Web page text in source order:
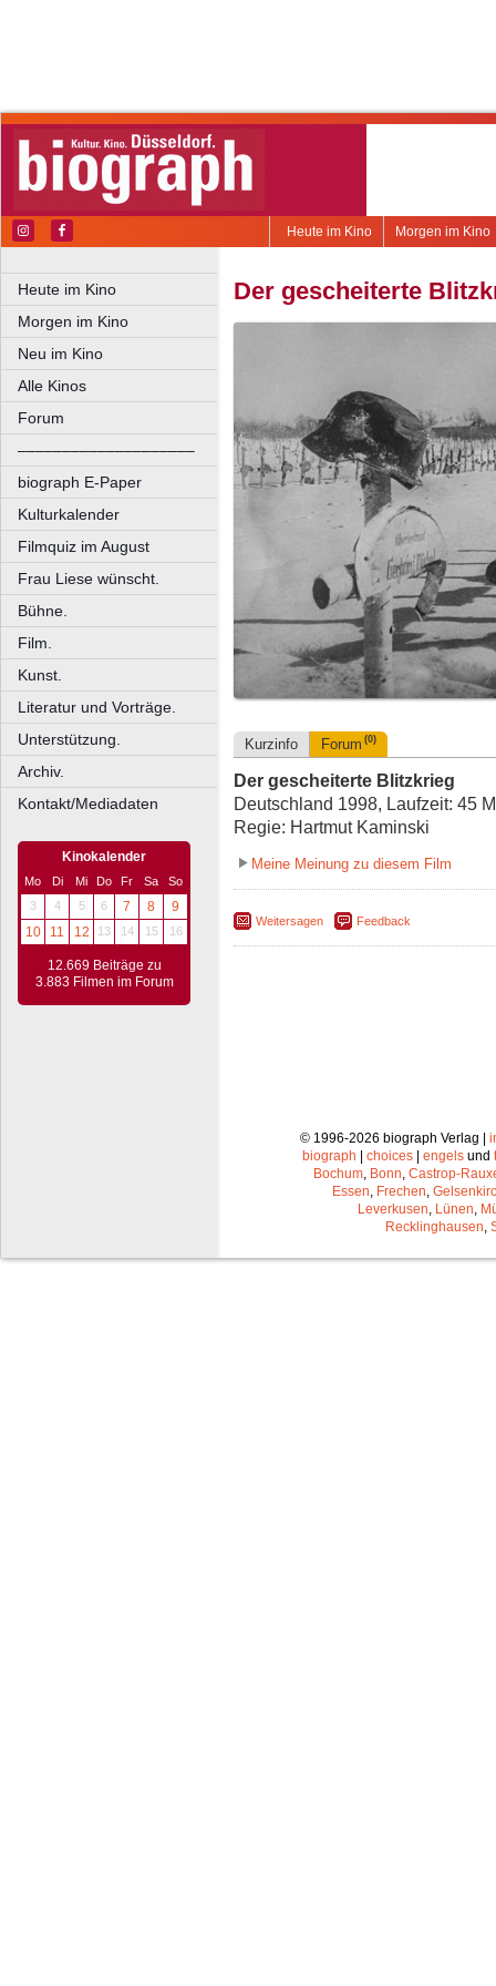
Morgen im Kino
Heute im Kino
Heute im Kino
Morgen im Kino
Neu im Kino
Alle Kinos
Forum
––––––––––––––––––––
biograph E-Paper
Kulturkalender
Filmquiz im August
Frau Liese wünscht.
Bühne.
Film.
Kunst.
Literatur und Vorträge.
Unterstützung.
Archiv.
Kontakt/Mediadaten
Kinokalender
Mo Di Mi Do Fr Sa
So
3
4 5 6 7 8
9
10
11 12 13 14 15 16
12.669 Beiträge zu
3.883 Filmen im Forum
Der gescheiterte
Kurzinfo Forum (0)
Der gescheiterte Blitzkrieg
Deutschland 1998, Laufzeit: 45
Regie: Hartmut Kaminski
Meine Meinung zu diesem Film
Weitersagen Feedback
© 1996-2026 biograph Verlag |
biograph
choices engels und
Bochum, Bonn, Castrop-
Essen, Frechen,
Leverkusen, Lünen,
Recklinghausen,